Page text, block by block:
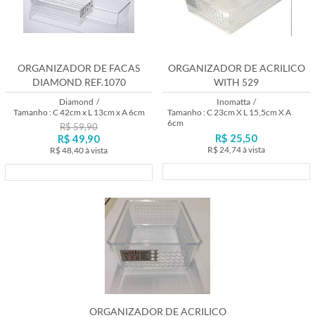
ORGANIZADOR DE FACAS
DIAMOND REF.1070
Diamond /
Tamanho : C 42cm x L 13cm x A 6cm
R$ 59,90
R$ 49,90
R$ 48,40à vista
ORGANIZADOR DE ACRILICO
WITH 529
Inomatta /
Tamanho : C 23cm X L 15,5cm X A
6cm
R$ 25,50
R$ 24,74à vista
ORGANIZADOR DE ACRILICO